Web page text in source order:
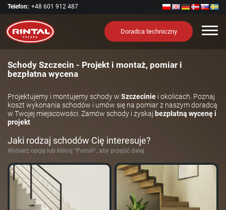
Telefon: +48 601 912 487
Doradca techniczny
Schody Szczecin - Projekt i montaż, pomiar i
bezpłatna wycena
Projektujemy i montujemy schody w Szczecinie i okolicach. Poznaj
koszt wykonania schodów i umów się na pomiar z naszym doradcą
w Twojej miejscowości. Zamów schody i zyskaj bezpłatną wycenę i
projekt
Jaki rodzaj schodów Cię interesuje?
Wybierz opcję lub kliknij "Pomiń", aby przejść dalej